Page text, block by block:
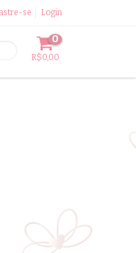
se Login
0
R$0,00